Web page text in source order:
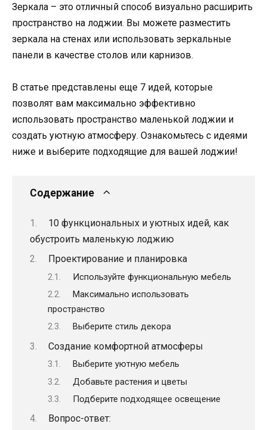
Зеркала – это отличный способ визуально расширить
пространство на лоджии. Вы можете разместить
зеркала на стенах или использовать зеркальные
панели в качестве столов или карнизов.
В статье представлены еще 7 идей, которые
позволят вам максимально эффективно
использовать пространство маленькой лоджии и
создать уютную атмосферу. Ознакомьтесь с идеями
ниже и выберите подходящие для вашей лоджии!
Содержание
10 функциональных и уютных идей, как
обустроить маленькую лоджию
Проектирование и планировка
Используйте функциональную мебель
Максимально использовать
пространство
Выберите стиль декора
Создание комфортной атмосферы
Выберите уютную мебель
Добавьте растения и цветы
Подберите подходящее освещение
Вопрос-ответ: